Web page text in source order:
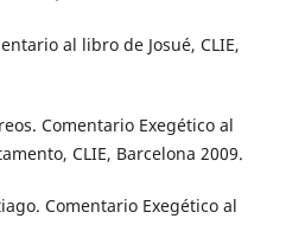
al libro de Josué, CLIE,
Comentario Exegético al
CLIE, Barcelona 2009.
Comentario Exegético al